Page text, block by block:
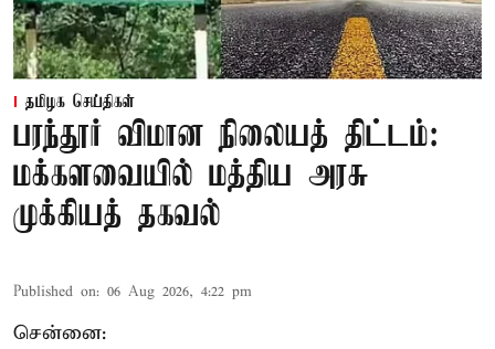
தமிழக செய்திகள்
பரந்தூர் விமான நிலையத் திட்டம்:
மக்களவையில் மத்திய அரசு
முக்கியத் தகவல்
Published on: 06 Aug 2026, 4:22 pm
சென்னை: